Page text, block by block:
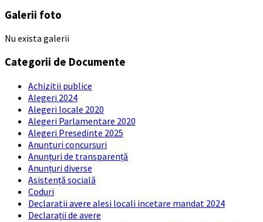
Galerii foto
Nu exista galerii
Categorii de Documente
Achizitii publice
Alegeri 2024
Alegeri locale 2020
Alegeri Parlamentare 2020
Alegeri Presedinte 2025
Anunturi concursuri
Anunțuri de transparență
Anunțuri diverse
Asistență socială
Coduri
Declaratii avere alesi locali incetare mandat 2024
Declarații de avere